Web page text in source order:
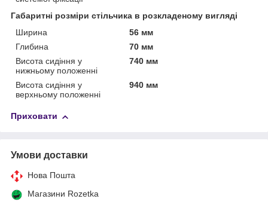
Габаритні розміри стільчика в розкладеному вигляді
Ширина
56 мм
Глибина
70 мм
Висота сидіння у
нижньому положенні
740 мм
Висота сидіння у
верхньому положенні
940 мм
Приховати
Умови доставки
Нова Пошта
Магазини Rozetka